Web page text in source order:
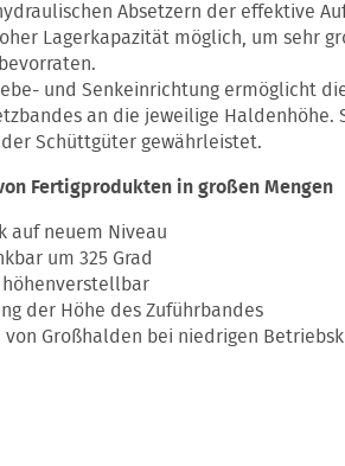
Absetzern der effektive
Lagerkapazität möglich, um sehr
und Senkeinrichtung ermöglicht
an die jeweilige Haldenhöhe.
Schüttgüter gewährleistet.
Fertigprodukten in großen Mengen
auf neuem Niveau
um 325 Grad
der Höhe des Zuführbandes
von Großhalden bei niedrigen